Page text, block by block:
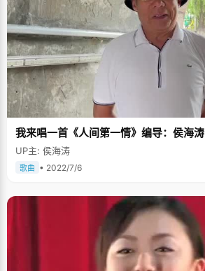
我来唱一首《人间第一情》编导：侯海涛
UP主: 侯海涛
歌曲 • 2022/7/6